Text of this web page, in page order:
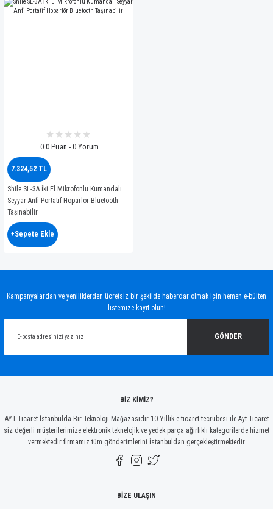
0.0 Puan - 0 Yorum
7.324,52 TL
Shile SL-3A İki El Mikrofonlu Kumandalı
Seyyar Anfi Portatif Hoparlör Bluetooth
Taşınabilir
+Sepete Ekle
Kampanyalardan ve yeniliklerden ücretsiz bir şekilde haberdar olmak için hemen e-bülten
listemize kayıt olun!
GÖNDER
BİZ KİMİZ?
AYT Ticaret İstanbulda Bir Teknoloji Mağazasıdır 10 Yıllık e-ticaret tecrübesi ile Ayt Ticaret
siz değerli müşterilerimize elektronik teknelojik ve yedek parça ağırlıklı kategorilerde hizmet
vermektedir firmamız tüm gönderimlerini İstanbuldan gerçekleştirmektedir
BİZE ULAŞIN